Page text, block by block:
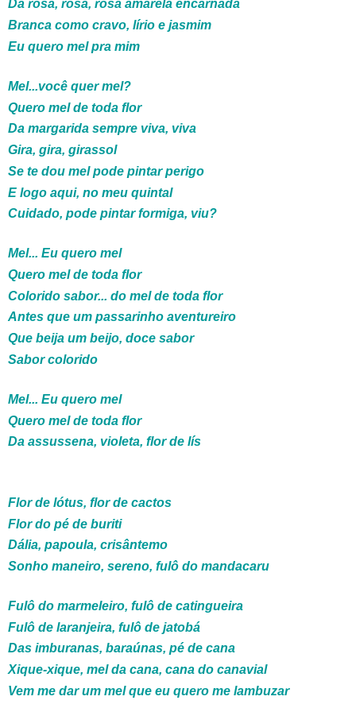
Da rosa, rosa, rosa amarela encarnada
Branca como cravo, lírio e jasmim
Eu quero mel pra mim
Mel...você quer mel?
Quero mel de toda flor
Da margarida sempre viva, viva
Gira, gira, girassol
Se te dou mel pode pintar perigo
E logo aqui, no meu quintal
Cuidado, pode pintar formiga, viu?
Mel... Eu quero mel
Quero mel de toda flor
Colorido sabor... do mel de toda flor
Antes que um passarinho aventureiro
Que beija um beijo, doce sabor
Sabor colorido
Mel... Eu quero mel
Quero mel de toda flor
Da assussena, violeta, flor de lís
Flor de lótus, flor de cactos
Flor do pé de buriti
Dália, papoula, crisântemo
Sonho maneiro, sereno, fulô do mandacaru
Fulô do marmeleiro, fulô de catingueira
Fulô de laranjeira, fulô de jatobá
Das imburanas, baraúnas, pé de cana
Xique-xique, mel da cana, cana do canavial
Vem me dar um mel que eu quero me lambuzar